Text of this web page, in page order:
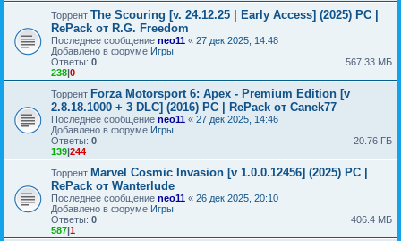
Торрент The Scouring [v. 24.12.25 | Early Access] (2025) PC |
RePack от R.G. Freedom
Последнее сообщение neo11 « 27 дек 2025, 14:48
Добавлено в форуме Игры
Ответы: 0
238|0
567.33 МБ
Торрент Forza Motorsport 6: Apex - Premium Edition [v
2.8.18.1000 + 3 DLC] (2016) PC | RePack от Canek77
Последнее сообщение neo11 « 27 дек 2025, 14:46
Добавлено в форуме Игры
Ответы: 0
139|244
20.76 ГБ
Торрент Marvel Cosmic Invasion [v 1.0.0.12456] (2025) PC |
RePack от Wanterlude
Последнее сообщение neo11 « 26 дек 2025, 20:10
Добавлено в форуме Игры
Ответы: 0
587|1
406.4 МБ